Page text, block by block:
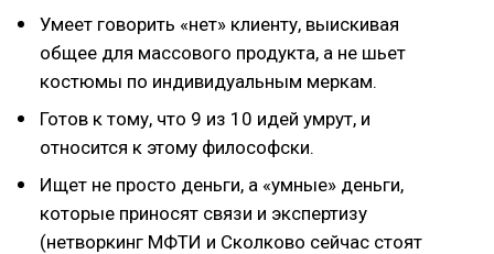
Умеет говорить «нет» клиенту, выискивая
общее для массового продукта, а не шьет
костюмы по индивидуальным меркам.
Готов к тому, что 9 из 10 идей умрут, и
относится к этому философски.
Ищет не просто деньги, а «умные» деньги,
которые приносят связи и экспертизу
(нетворкинг МФТИ и Сколково сейчас стоят